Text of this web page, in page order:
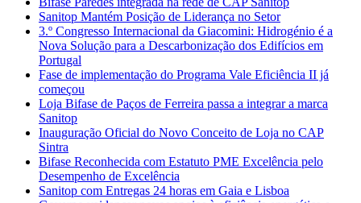
Sanitop Mantém Posição de Liderança no Setor
3.º Congresso Internacional da Giacomini: Hidrogénio é a
Nova Solução para a Descarbonização dos Edifícios em
Portugal
Fase de implementação do Programa Vale Eficiência II já
começou
Loja Bifase de Paços de Ferreira passa a integrar a marca
Sanitop
Inauguração Oficial do Novo Conceito de Loja no CAP
Sintra
Bifase Reconhecida com Estatuto PME Excelência pelo
Desempenho de Excelência
Sanitop com Entregas 24 horas em Gaia e Lisboa